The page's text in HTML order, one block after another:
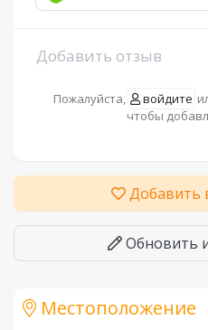
Добавить отзыв
Пожалуйста, войдите
чтобы
Добавить
Обновить
Местоположение